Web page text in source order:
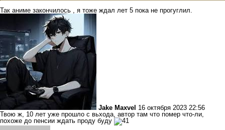
Так аниме закончилось , я тоже ждал лет 5 пока не прогуглил.
Jake Maxvel 16 октября 2023 22:56
Твою ж, 10 лет уже прошло с вьхода, автор там что помер что-ли,
похоже до пенсии ждать проду буду